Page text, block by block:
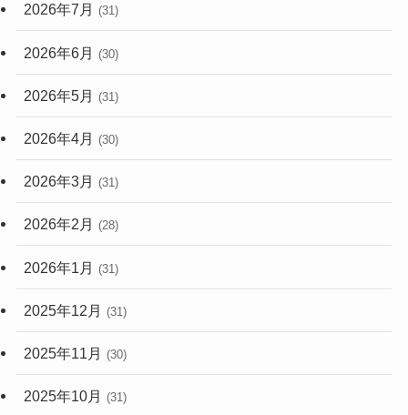
2026年7月 (31)
2026年6月 (30)
2026年5月 (31)
2026年4月 (30)
2026年3月 (31)
2026年2月 (28)
2026年1月 (31)
2025年12月 (31)
2025年11月 (30)
2025年10月 (31)